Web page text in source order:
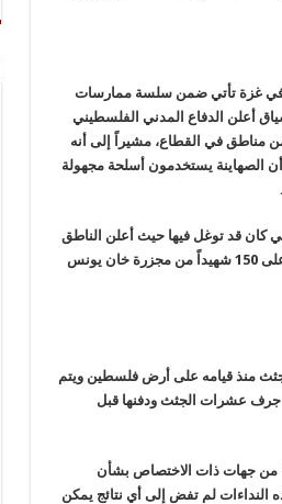
في غزة تأتي ضمن سلسة ممارسات
أعلن الدفاع المدني الفلسطيني
الاحتلال من مناطق في القطاع، مشيراً إلى أنه
أن الصهاينة يستخدمون أسلحة مجهولة
كان قد توغل فيها حيث أعلن الناطق
باسم الدفاع المدني في قطاع غزة الرائد محمود بصل، انتشال جثامين ما يزيد على 150 شهيداً من مجزرة خان يونس
منذ قيامه على أرض فلسطين ويتم
عشرات الجثث ودفنها قبل
من جهات ذات الاختصاص بشأن
لم تفض إلى أي نتائج يمكن